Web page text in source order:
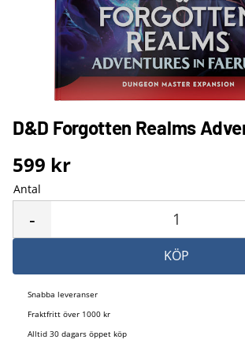
D&D Forgotten Realms
599 kr
Antal
-
KÖP
Snabba leveranser
Fraktfritt över 1000 kr
Alltid 30 dagars öppet köp